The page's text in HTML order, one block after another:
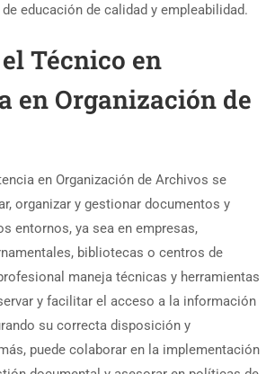
educación de calidad y empleabilidad.
Técnico en
en Organización de
en Organización de Archivos se
organizar y gestionar documentos y
entornos, ya sea en empresas,
bibliotecas o centros de
maneja técnicas y herramientas
y facilitar el acceso a la información
su correcta disposición y
puede colaborar en la implementación